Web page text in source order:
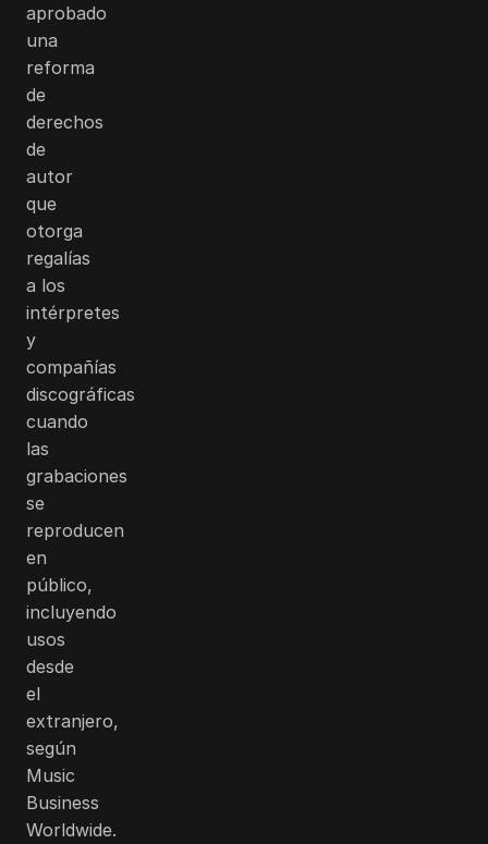
aprobado
una
reforma
de
derechos
de
autor
que
otorga
regalías
a los
intérpretes
y
compañías
discográficas
cuando
las
grabaciones
se
reproducen
en
público,
incluyendo
usos
desde
el
extranjero,
según
Music
Business
Worldwide.